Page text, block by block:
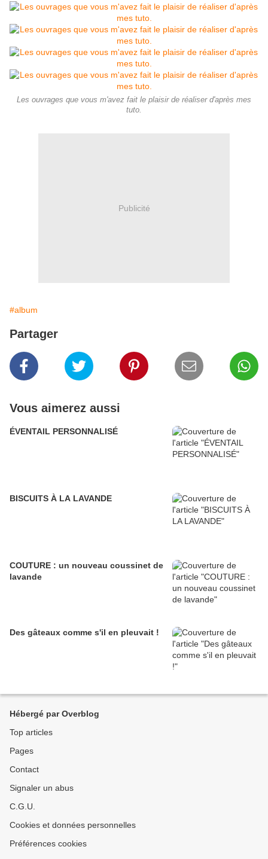
Les ouvrages que vous m'avez fait le plaisir de réaliser d'après mes
tuto.
Publicité
#album
Partager
Vous aimerez aussi
ÉVENTAIL PERSONNALISÉ
BISCUITS À LA LAVANDE
COUTURE : un nouveau coussinet de
lavande
Des gâteaux comme s'il en pleuvait !
Hébergé par Overblog
Top articles
Pages
Contact
Signaler un abus
C.G.U.
Cookies et données personnelles
Préférences cookies